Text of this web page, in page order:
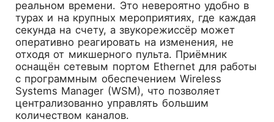
реальном времени. Это невероятно удобно в
турах и на крупных мероприятиях, где каждая
секунда на счету, а звукорежиссёр может
оперативно реагировать на изменения, не
отходя от микшерного пульта. Приёмник
оснащён сетевым портом Ethernet для работы
с программным обеспечением Wireless
Systems Manager (WSM), что позволяет
централизованно управлять большим
количеством каналов.